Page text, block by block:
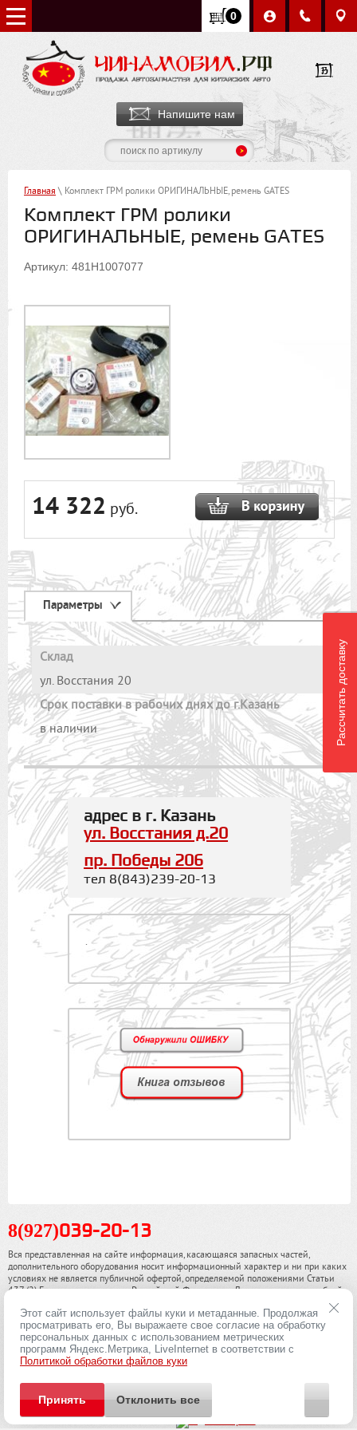
0
Напишите нам
Главная \ Комплект ГРМ ролики ОРИГИНАЛЬНЫЕ, ремень GATES
Комплект ГРМ ролики
ОРИГИНАЛЬНЫЕ, ремень GATES
Артикул: 481H1007077
14 322 руб.
Параметры
Склад
ул. Восстания 20
Cрок поставки в рабочих днях до г.Казань
в наличии
адрес в г. Казань
ул. Восстания д.20
пр. Победы 206
тел 8(843)239-20-13
.
8(927)039-20-13
Вся представленная на сайте информация, касающаяся запасных частей,
дополнительного оборудования носит информационный характер и ни при каких
условиях не является публичной офертой, определяемой положениями Статьи
437 (2) Гражданского кодекса Российской Федерации. Для получения подробной
информации, пожалуйста, обращайтесь к нашим специалистам. чинамобил.рф ©
2013-2026. Все права охраняются законом.
Политика конфиденциальности
Этот сайт использует файлы куки и метаданные. Продолжая
просматривать его, Вы выражаете свое согласие на обработку
персональных данных с использованием метрических
программ Яндекс.Метрика, LiveInternet в соответствии с
Политикой обработки файлов куки
Принять Отклонить все
Рассчитать доставку